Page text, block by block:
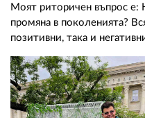
Моят риторичен въпрос
промяна в поколенията?
позитивни, така и